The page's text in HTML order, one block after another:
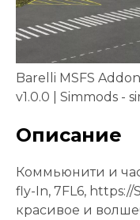
Barelli MSFS
v1.0.0 | Simmods -
Описание
Коммьюнити и
fly-In, 7FL6, https://
красивое и